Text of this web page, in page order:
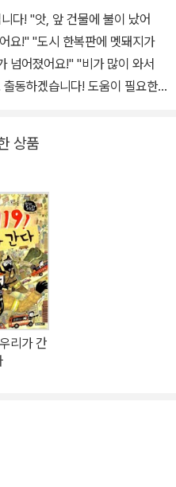
이 났어
요!" "도시 한복판에 멧돼지가
넘어졌어요!" "비가 많이 와서
년 4월, 강원도
상자가 생겼고, 고성군과 속초
림이 불타 버렸지요. 그리고 1
기도 전에 멀지 않은 곳에서 다
110여 개만큼의 산림이 사라졌
대피했지만, 거꾸로 불을 향해
로 소방관이랍니다. 2019년에
와 소방 헬기 50여 대가 강원
과 뭉클함을 안겨 주기도 했어
있어요. 온갖 사고 현장으로 출
상품
리가 간